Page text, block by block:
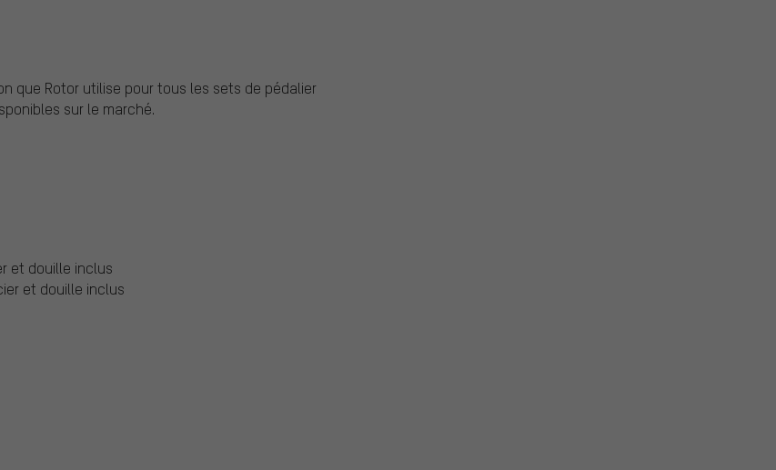
que Rotor utilise pour tous les sets de pédalier
sur le marché.
et douille inclus
et douille inclus